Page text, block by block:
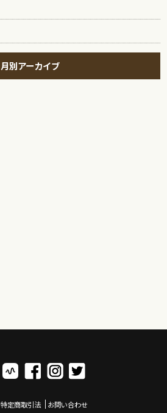
月別アーカイブ
特定商取引法 お問い合わせ